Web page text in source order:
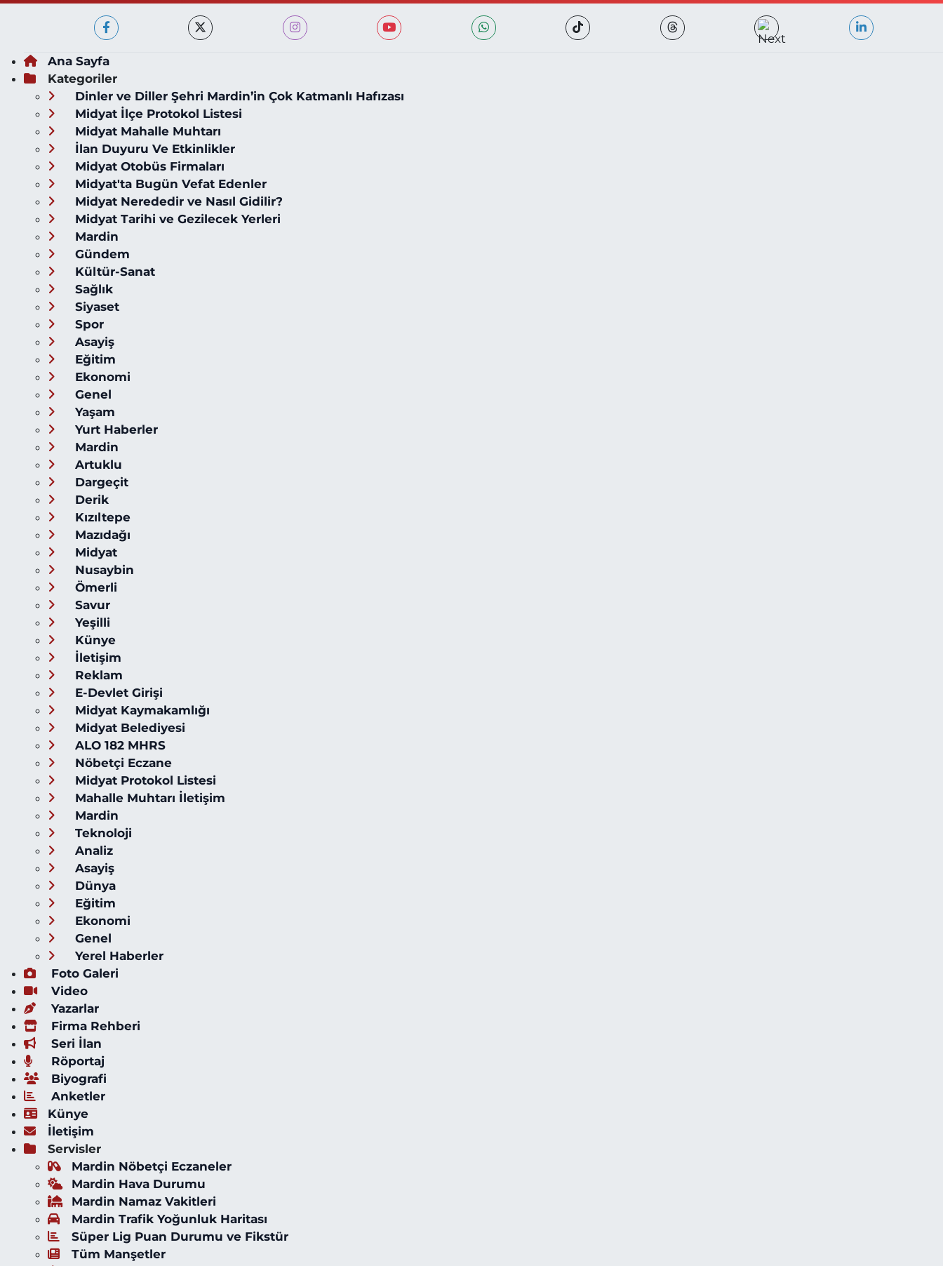
Ana Sayfa
Kategoriler
Dinler ve Diller Şehri Mardin’in Çok Katmanlı Hafızası
Midyat İlçe Protokol Listesi
Midyat Mahalle Muhtarı
İlan Duyuru Ve Etkinlikler
Midyat Otobüs Firmaları
Midyat'ta Bugün Vefat Edenler
Midyat Nerededir ve Nasıl Gidilir?
Midyat Tarihi ve Gezilecek Yerleri
Mardin
Gündem
Kültür-Sanat
Sağlık
Siyaset
Spor
Asayiş
Eğitim
Ekonomi
Genel
Yaşam
Yurt Haberler
Mardin
Artuklu
Dargeçit
Derik
Kızıltepe
Mazıdağı
Midyat
Nusaybin
Ömerli
Savur
Yeşilli
Künye
İletişim
Reklam
E-Devlet Girişi
Midyat Kaymakamlığı
Midyat Belediyesi
ALO 182 MHRS
Nöbetçi Eczane
Midyat Protokol Listesi
Mahalle Muhtarı İletişim
Mardin
Teknoloji
Analiz
Asayiş
Dünya
Eğitim
Ekonomi
Genel
Yerel Haberler
Foto Galeri
Video
Yazarlar
Firma Rehberi
Seri İlan
Röportaj
Biyografi
Anketler
Künye
İletişim
Servisler
Mardin Nöbetçi Eczaneler
Mardin Hava Durumu
Mardin Namaz Vakitleri
Mardin Trafik Yoğunluk Haritası
Süper Lig Puan Durumu ve Fikstür
Tüm Manşetler